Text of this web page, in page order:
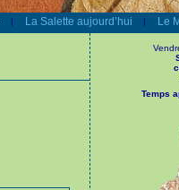
| La Salette aujourd’hui | Le
Temps